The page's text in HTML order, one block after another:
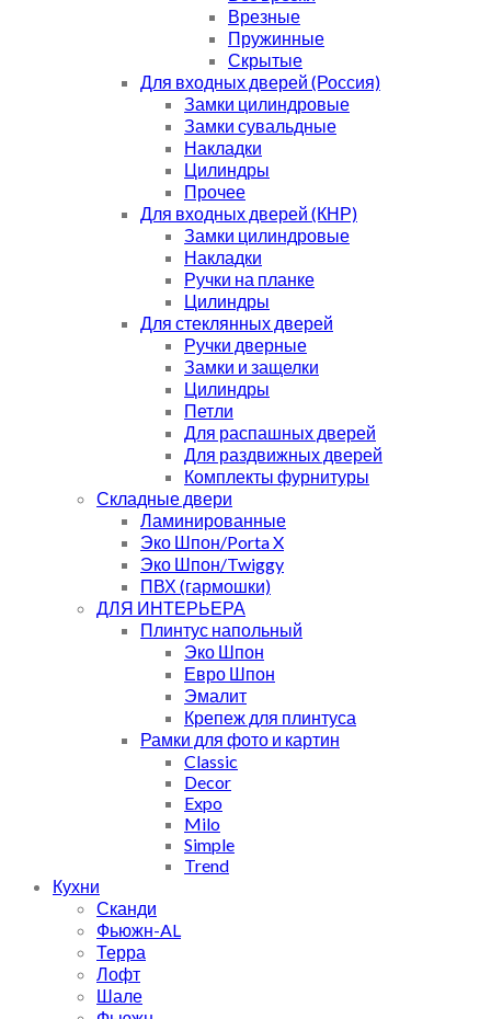
Врезные
Пружинные
Скрытые
Для входных дверей (Россия)
Замки цилиндровые
Замки сувальдные
Накладки
Цилиндры
Прочее
Для входных дверей (КНР)
Замки цилиндровые
Накладки
Ручки на планке
Цилиндры
Для стеклянных дверей
Ручки дверные
Замки и защелки
Цилиндры
Петли
Для распашных дверей
Для раздвижных дверей
Комплекты фурнитуры
Складные двери
Ламинированные
Эко Шпон/Porta X
Эко Шпон/Twiggy
ПВХ (гармошки)
ДЛЯ ИНТЕРЬЕРА
Плинтус напольный
Эко Шпон
Евро Шпон
Эмалит
Крепеж для плинтуса
Рамки для фото и картин
Classic
Decor
Expo
Milo
Simple
Trend
Кухни
Сканди
Фьюжн-AL
Терра
Лофт
Шале